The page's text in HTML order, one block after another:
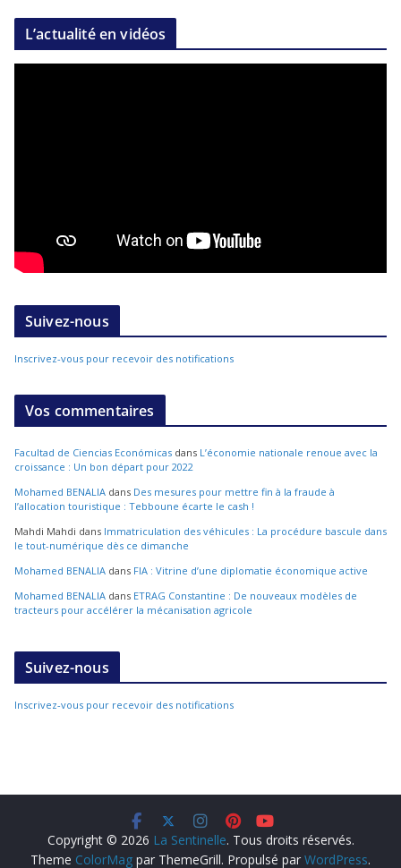
L’actualité en vidéos
Suivez-nous
Inscrivez-vous pour recevoir des notifications
Vos commentaires
Facultad de Ciencias Económicas dans L’économie nationale renoue avec la
croissance : Un bon départ pour 2022
Mohamed BENALIA dans Des mesures pour mettre fin à la fraude à
l’allocation touristique : Tebboune écarte le cash !
Mahdi Mahdi dans Immatriculation des véhicules : La procédure bascule dans
le tout-numérique dès ce dimanche
Mohamed BENALIA dans FIA : Vitrine d’une diplomatie économique active
Mohamed BENALIA dans ETRAG Constantine : De nouveaux modèles de
tracteurs pour accélérer la mécanisation agricole
Suivez-nous
Inscrivez-vous pour recevoir des notifications
Copyright © 2026 La Sentinelle. Tous droits réservés.
Theme ColorMag par ThemeGrill. Propulsé par WordPress.